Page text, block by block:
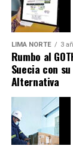
Comparte esto:
LIMA NORTE 3
Rumbo al
Suecia con
Alternativa